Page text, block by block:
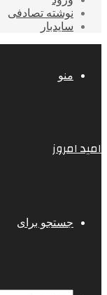
نوشته تصادفی
سایدبار
منو
امید امروز
جستجو برای